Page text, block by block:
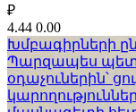
₽
4.44 0.00
Խմբագիրների
Պարզապես պետք
օդաչուներին՝